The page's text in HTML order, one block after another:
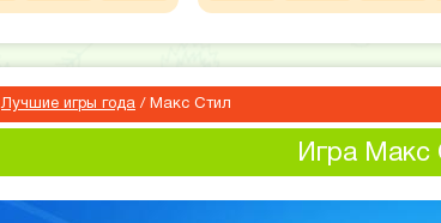
Лучшие игры года / Макс Стил
Игра Макс